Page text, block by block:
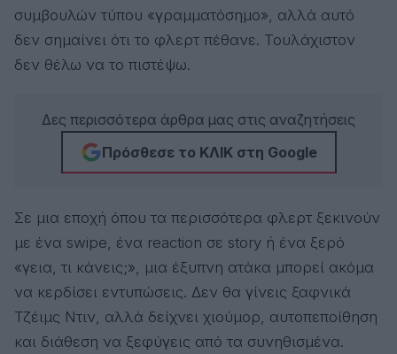
συμβουλών τύπου «γραμματόσημο», αλλά αυτό
δεν σημαίνει ότι το φλερτ πέθανε. Τουλάχιστον
δεν θέλω να το πιστέψω.
Δες περισσότερα άρθρα μας στις αναζητήσεις
Πρόσθεσε το ΚΛΙΚ στη Google
Σε μια εποχή όπου τα περισσότερα φλερτ ξεκινούν
με ένα swipe, ένα reaction σε story ή ένα ξερό
«γεια, τι κάνεις;», μια έξυπνη ατάκα μπορεί ακόμα
να κερδίσει εντυπώσεις. Δεν θα γίνεις ξαφνικά
Τζέιμς Ντιν, αλλά δείχνει χιούμορ, αυτοπεποίθηση
και διάθεση να ξεφύγεις από τα συνηθισμένα.